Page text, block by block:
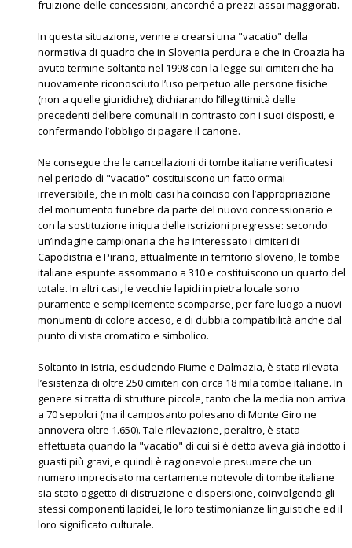
fruizione delle concessioni, ancorché a prezzi assai maggiorati.
In questa situazione, venne a crearsi una "vacatio" della
normativa di quadro che in Slovenia perdura e che in Croazia ha
avuto termine soltanto nel 1998 con la legge sui cimiteri che ha
nuovamente riconosciuto l’uso perpetuo alle persone fisiche
(non a quelle giuridiche); dichiarando l’illegittimità delle
precedenti delibere comunali in contrasto con i suoi disposti, e
confermando l’obbligo di pagare il canone.
Ne consegue che le cancellazioni di tombe italiane verificatesi
nel periodo di "vacatio" costituiscono un fatto ormai
irreversibile, che in molti casi ha coinciso con l’appropriazione
del monumento funebre da parte del nuovo concessionario e
con la sostituzione iniqua delle iscrizioni pregresse: secondo
un’indagine campionaria che ha interessato i cimiteri di
Capodistria e Pirano, attualmente in territorio sloveno, le tombe
italiane espunte assommano a 310 e costituiscono un quarto del
totale. In altri casi, le vecchie lapidi in pietra locale sono
puramente e semplicemente scomparse, per fare luogo a nuovi
monumenti di colore acceso, e di dubbia compatibilità anche dal
punto di vista cromatico e simbolico.
Soltanto in Istria, escludendo Fiume e Dalmazia, è stata rilevata
l’esistenza di oltre 250 cimiteri con circa 18 mila tombe italiane. In
genere si tratta di strutture piccole, tanto che la media non arriva
a 70 sepolcri (ma il camposanto polesano di Monte Giro ne
annovera oltre 1.650). Tale rilevazione, peraltro, è stata
effettuata quando la "vacatio" di cui si è detto aveva già indotto i
guasti più gravi, e quindi è ragionevole presumere che un
numero imprecisato ma certamente notevole di tombe italiane
sia stato oggetto di distruzione e dispersione, coinvolgendo gli
stessi componenti lapidei, le loro testimonianze linguistiche ed il
loro significato culturale.